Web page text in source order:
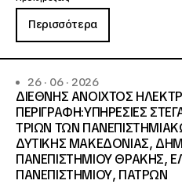
Περισσότερα
26 · 06 · 2026
ΔΙΕΘΝΗΣ ΑΝΟΙΧΤΟΣ
ΠΕΡΙΓΡΑΦΗ:ΥΠΗΡΕΣΙΕΣ
ΤΡΙΩΝ ΤΩΝ
ΔΥΤΙΚΗΣ ΜΑΚΕΔΟΝΙΑΣ,
ΠΑΝΕΠΙΣΤΗΜΙΟΥ ΘΡΑΚΗΣ,
ΠΑΝΕΠΙΣΤΗΜΙΟΥ, ΠΑΤΡΩΝ